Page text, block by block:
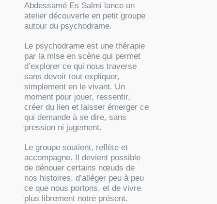
Abdessamé Es Salmi lance un
atelier découverte en petit groupe
autour du psychodrame.
Le psychodrame est une thérapie
par la mise en scène qui permet
d’explorer ce qui nous traverse
sans devoir tout expliquer,
simplement en le vivant. Un
moment pour jouer, ressentir,
créer du lien et laisser émerger ce
qui demande à se dire, sans
pression ni jugement.
Le groupe soutient, reflète et
accompagne. Il devient possible
de dénouer certains nœuds de
nos histoires, d’alléger peu à peu
ce que nous portons, et de vivre
plus librement notre présent.